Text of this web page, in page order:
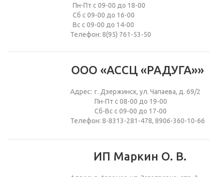
Пн-Пт с 09-00 до 18-00
Сб с 09-00 до 16-00
Вс с 09-00 до 14-00
Телефон: 8(95) 761-53-50
ООО «АССЦ «РАДУГА»»
Адрес: г. Дзержинск, ул. Чапаева, д. 69/2
Пн-Пт с 08-00 до 19-00
Сб-Вс с 09-00 до 17-00
Телефон: 8-8313-281-478, 8906-360-10-66
ИП Маркин О. В.